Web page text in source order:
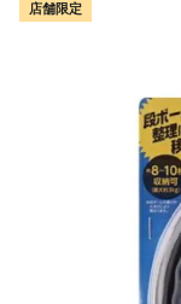
店舗限定